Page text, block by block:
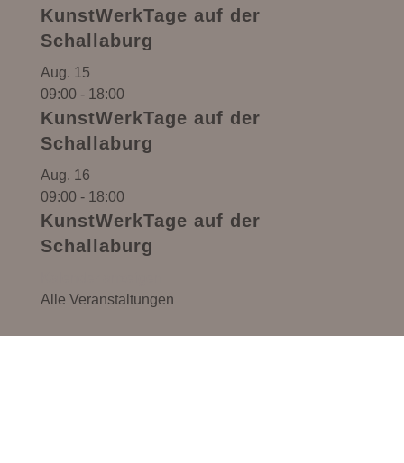
KunstWerkTage auf der
Schallaburg
Aug. 15
09:00 - 18:00
KunstWerkTage auf der
Schallaburg
Aug. 16
09:00 - 18:00
KunstWerkTage auf der
Schallaburg
Alle Veranstaltungen